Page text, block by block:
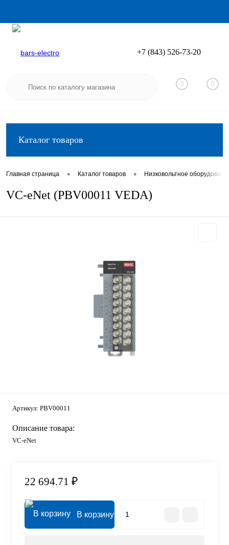
Вход
+7 (843) 526-73-20
0 0
Каталог товаров
Главная страница • Каталог товаров • Низковольтное
VC-eNet (PBV00011 VEDA)
Артикул: PBV00011
Описание товара:
VC-eNet
22 694.71 ₽
В корзину